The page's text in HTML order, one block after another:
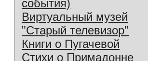
события)
Виртуальный музей
"Старый телевизор"
Книги о Пугачевой
Стихи о Примадонне